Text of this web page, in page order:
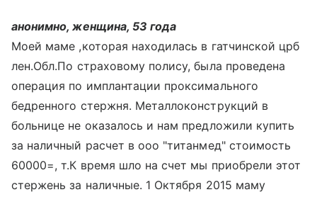
анонимно, женщина, 53 года
Моей маме ,которая находилась в гатчинской црб
лен.Обл.По страховому полису, была проведена
операция по имплантации проксимального
бедренного стержня. Металлоконструкций в
больнице не оказалось и нам предложили купить
за наличный расчет в ооо "титанмед" стоимость
60000=, т.К время шло на счет мы приобрели этот
стержень за наличные. 1 Октября 2015 маму